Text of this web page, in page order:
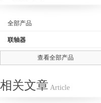
公司名称
全部产品
联轴器
查看全部产品
相关文章 Article